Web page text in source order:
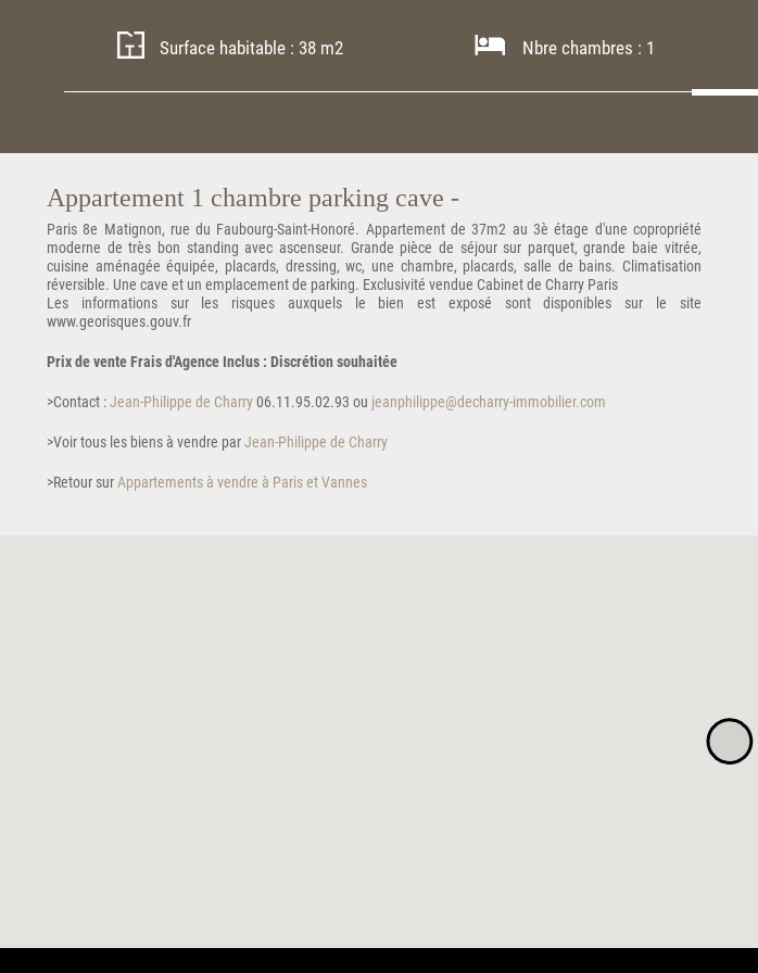
Surface habitable : 38 m2 Nbre chambres : 1
Appartement 1 chambre parking cave -
Paris 8e Matignon, rue du Faubourg-Saint-Honoré. Appartement de 37m2 au 3è étage d'une copropriété
moderne de très bon standing avec ascenseur. Grande pièce de séjour sur parquet, grande baie vitrée,
cuisine aménagée équipée, placards, dressing, wc, une chambre, placards, salle de bains. Climatisation
réversible. Une cave et un emplacement de parking. Exclusivité vendue Cabinet de Charry Paris
Les informations sur les risques auxquels le bien est exposé sont disponibles sur le site
www.georisques.gouv.fr
Prix de vente Frais d'Agence Inclus : Discrétion souhaitée
>Contact :Jean-Philippe de Charry06.11.95.02.93 ou jeanphilippe@decharry-immobilier.com
>Voir tous les biens à vendre parJean-Philippe de Charry
>Retour surAppartements à vendre à Paris et Vannes